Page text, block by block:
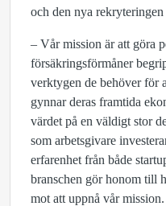
och den nya rekryteringen
– Vår mission är att göra
försäkringsförmåner
verktygen de behöver för
gynnar deras framtida
värdet på en väldigt stor
som arbetsgivare
erfarenhet från både
branschen gör honom till
mot att uppnå vår mission.